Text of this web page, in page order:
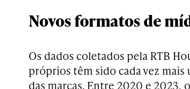
Novos formatos de
Os dados coletados pela RTB
próprios têm sido cada vez
das marcas. Entre 2020 e 2023,